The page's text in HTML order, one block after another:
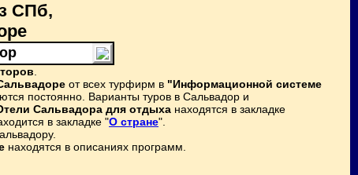
СПб,
от всех турфирм в "Информационной системе
постоянно. Варианты туров в Сальвадор и
Сальвадора для отдыха находятся в закладке
в закладке "О стране".
находятся в описаниях программ.